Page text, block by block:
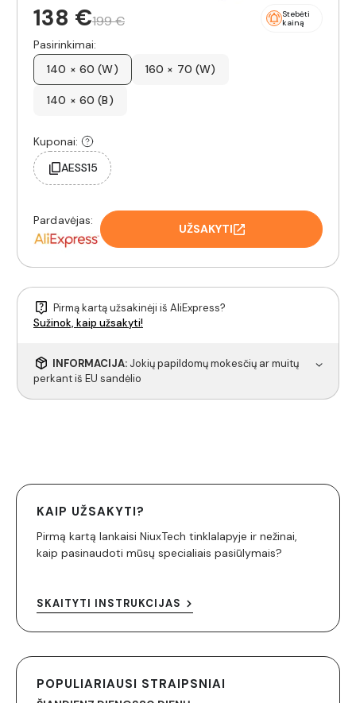
138 €199 €
Stebėti
kainą
Pasirinkimai:
140 × 60 (W)
160 × 70 (W)
140 × 60 (B)
Kuponai:
AESS15
Pardavėjas:
UŽSAKYTI
Pirmą kartą užsakinėji iš AliExpress?
Sužinok, kaip užsakyti!
INFORMACIJA: Jokių papildomų mokesčių ar muitų
perkant iš EU sandėlio
KAIP UŽSAKYTI?
Pirmą kartą lankaisi NiuxTech tinklalapyje ir nežinai,
kaip pasinaudoti mūsų specialiais pasiūlymais?
SKAITYTI INSTRUKCIJAS
POPULIARIAUSI STRAIPSNIAI